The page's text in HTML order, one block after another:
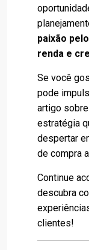
paixão
renda e
Se você
pode
artigo sobre
estratégia
despertar
de compra
Continue
descubra
clientes!